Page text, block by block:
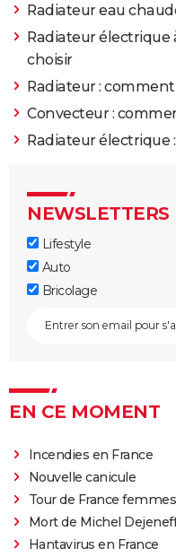
Radiateur eau
Radiateur électrique
choisir
Radiateur :
Convecteur :
Radiateur électrique
NEWSLETTERS
Lifestyle
Auto
Bricolage
EN CE MOMENT
Incendies en France
Nouvelle canicule
Tour de France femmes
Mort de Michel
Hantavirus en France